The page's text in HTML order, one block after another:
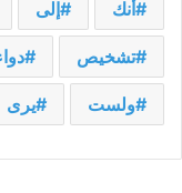
أنك إلى
تشخيص
ولست يرى